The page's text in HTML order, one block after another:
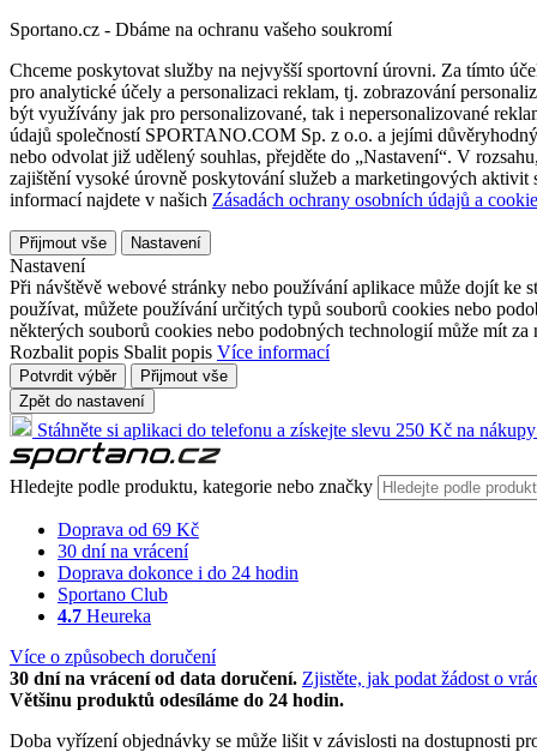
Sportano.cz - Dbáme na ochranu vašeho soukromí
Chceme poskytovat služby na nejvyšší sportovní úrovni. Za tímto
pro analytické účely a personalizaci reklam, tj. zobrazování
být využívány jak pro personalizované, tak i nepersonalizované
údajů společností SPORTANO.COM Sp. z o.o. a jejími
nebo odvolat již udělený souhlas, přejděte do „Nastavení“. V
zajištění vysoké úrovně poskytování služeb a marketingových
informací najdete v našich Zásadách ochrany osobních údajů a
Přijmout vše Nastavení
Nastavení
Při návštěvě webové stránky nebo používání aplikace může dojít ke
používat, můžete používání určitých typů souborů cookies nebo
některých souborů cookies nebo podobných technologií může mít
Rozbalit popis Sbalit popis Více informací
Potvrdit výběr
Přijmout vše
Zpět do nastavení
Stáhněte si aplikaci do telefonu a získejte slevu 250 Kč na
Hledejte podle produktu, kategorie nebo značky
Doprava od 69 Kč
30 dní na vrácení
Doprava dokonce i do 24 hodin
Sportano Club
4.7 Heureka
Více o způsobech doručení
30 dní na vrácení od data doručení. Zjistěte, jak podat žádost o
Většinu produktů odesíláme do 24 hodin.
Doba vyřízení objednávky se může lišit v závislosti na dostupnosti